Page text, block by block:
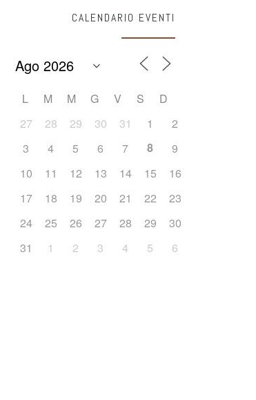
CALENDARIO EVENTI
L M M G V S
D
27
28 29 30 31 1
2
3
4 5 6 7 8
9
10
11 12 13 14 15
16
17
18 19 20 21 22
23
24
25 26 27 28 29
30
31
1 2 3 4 5 6